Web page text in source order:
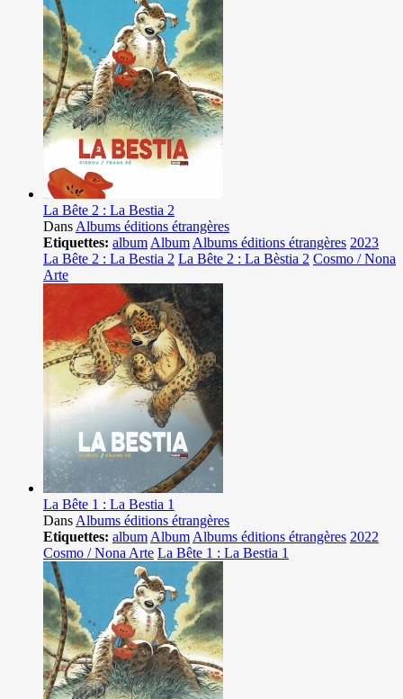
La Bête 2 : La Bestia 2
Dans Albums éditions étrangères
Etiquettes: album Album Albums éditions étrangères 2023
La Bête 2 : La Bestia 2 La Bête 2 : La Bèstia 2 Cosmo / Nona
Arte
La Bête 1 : La Bestia 1
Dans Albums éditions étrangères
Etiquettes: album Album Albums éditions étrangères 2022
Cosmo / Nona Arte La Bête 1 : La Bestia 1